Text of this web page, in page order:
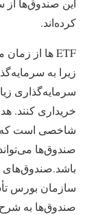
کرده‌اند.
زیرا به
سرمایه‌گذاری
خریداری کنند.
شاخصی است که
صندوق‌ها
سازمان بورس
صندوق‌ها به